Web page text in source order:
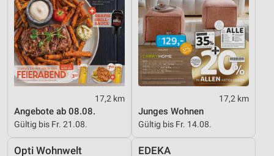
17,2 km
Angebote ab 08.08.
Gültig bis Fr. 21.08.
17,2 km
Junges Wohnen
Gültig bis Fr. 14.08.
Opti Wohnwelt EDEKA